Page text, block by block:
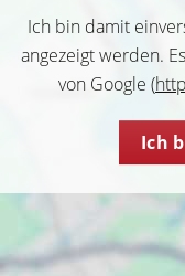
Ich bin damit
angezeigt werden.
von Google (
Ich